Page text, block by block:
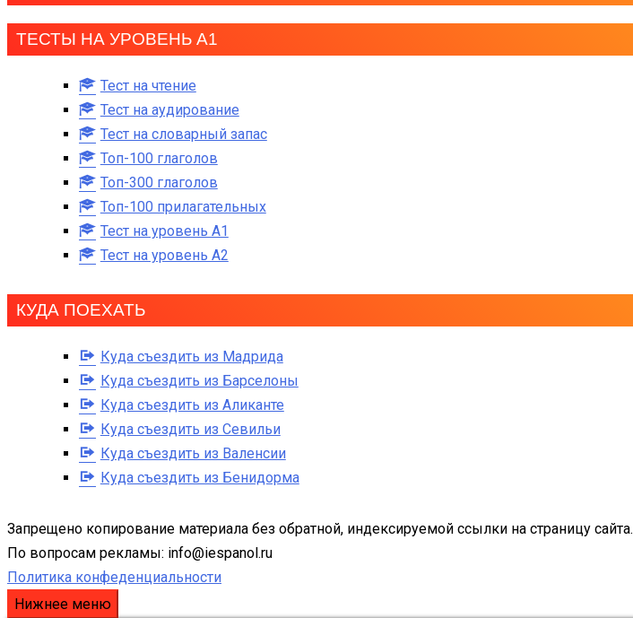
ТЕСТЫ НА УРОВЕНЬ А1
Тест на чтение
Тест на аудирование
Тест на словарный запас
Топ-100 глаголов
Топ-300 глаголов
Топ-100 прилагательных
Тест на уровень A1
Тест на уровень A2
КУДА ПОЕХАТЬ
Куда съездить из Мадрида
Куда съездить из Барселоны
Куда съездить из Аликанте
Куда съездить из Севильи
Куда съездить из Валенсии
Куда съездить из Бенидорма
Запрещено копирование материала без обратной, индексируемой ссылки на страницу сайта.
По вопросам рекламы: info@iespanol.ru
Политика конфеденциальности
Нижнее меню